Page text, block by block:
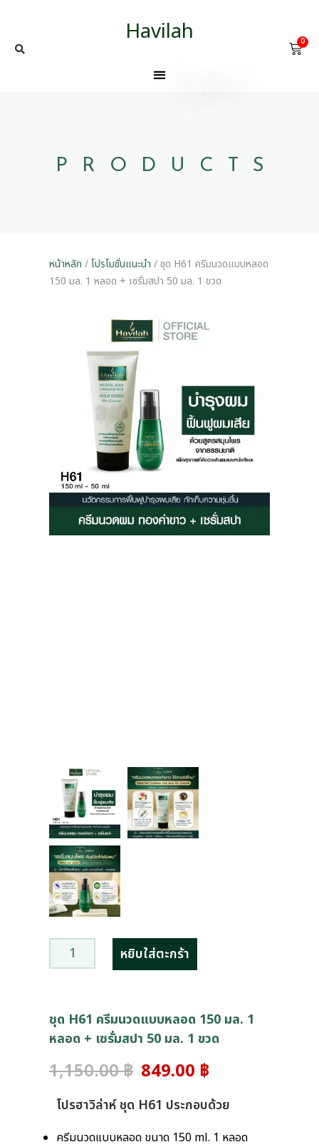
Havilah 0
PRODUCTS
หน้าหลัก /โปรโมชั่นแนะนำ / ชุด H61 ครีมนวดแบบหลอด
150 มล. 1 หลอด + เซรั่มสปา 50 มล. 1 ขวด
หยิบใส่ตะกร้า
ชุด H61 ครีมนวดแบบหลอด 150 มล. 1
หลอด + เซรั่มสปา 50 มล. 1 ขวด
1,150.00฿ 849.00 ฿
โปรฮาวิล่าห์ ชุด H61 ประกอบด้วย
ครีมนวดแบบหลอด ขนาด 150 ml. 1 หลอด